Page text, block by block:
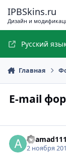
IPBSkins.ru
Дизайн и
Русский
Главная
E-mail
ahamad111
2 ноября